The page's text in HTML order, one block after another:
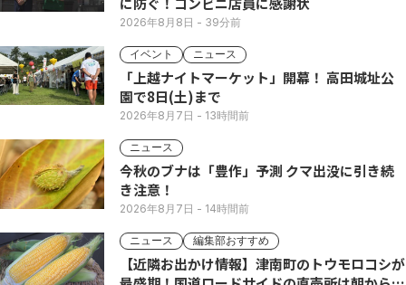
2026年8月8日 - 39分前
イベント ニュース
「上越ナイトマーケット」開幕！ 高田城址公
園で8日(土)まで
2026年8月7日 - 13時間前
ニュース
今秋のブナは「豊作」予測 クマ出没に引き続
き注意！
2026年8月7日 - 14時間前
ニュース 編集部おすすめ
【近隣お出かけ情報】津南町のトウモロコシが